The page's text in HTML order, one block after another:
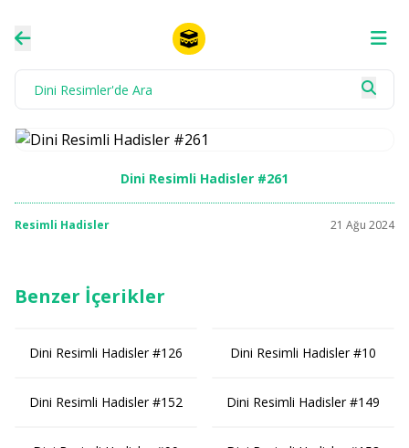
Dini Resimli Hadisler #261
Resimli Hadisler 21 Ağu 2024
Benzer İçerikler
Dini Resimli Hadisler #126
Dini Resimli Hadisler #152
Dini Resimli Hadisler #10
Dini Resimli Hadisler #149